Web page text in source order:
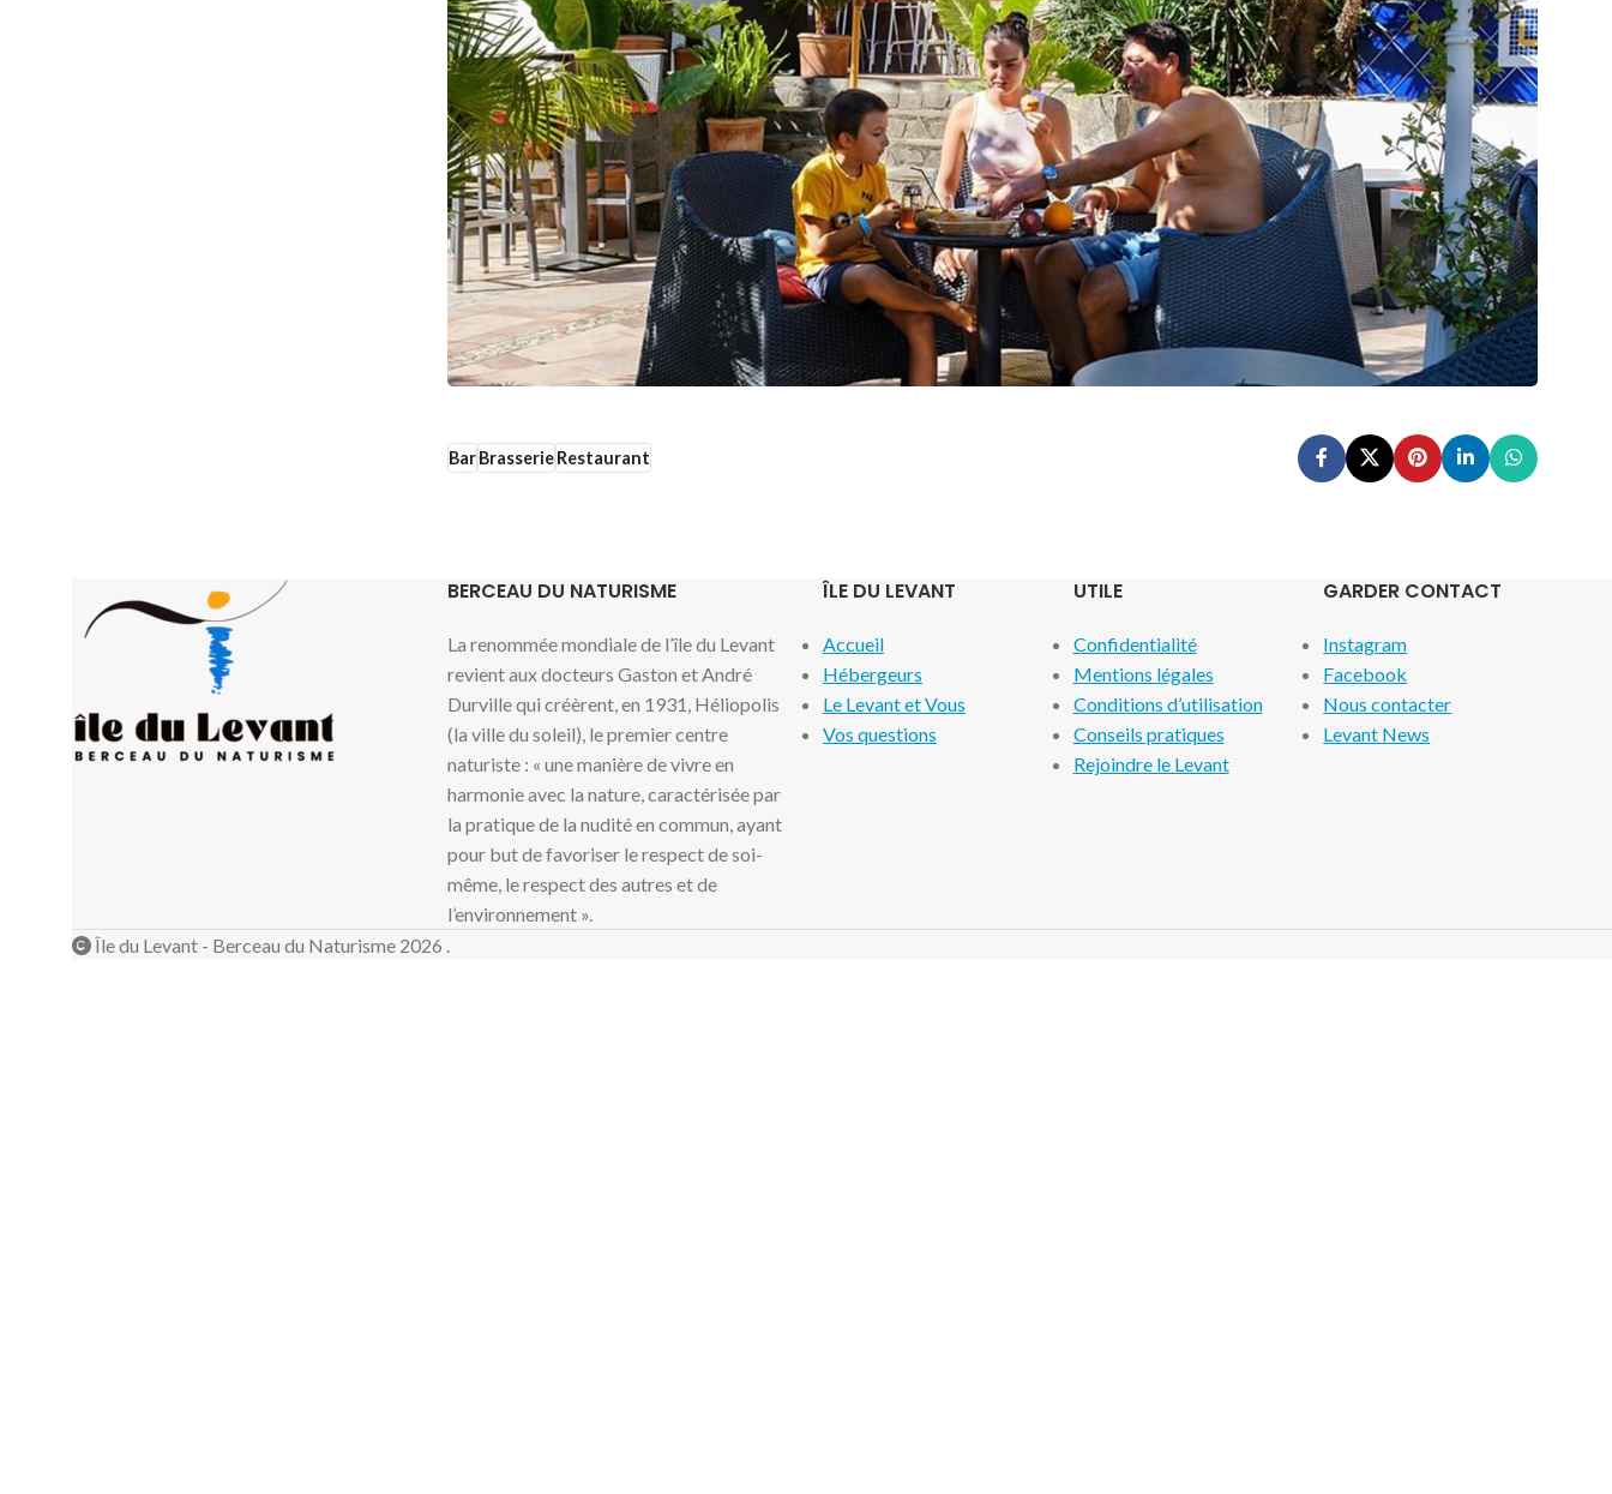
BarBrasserieRestaurant
BERCEAU DU NATURISME
La renommée mondiale de l’île du Levant
revient aux docteurs Gaston et André
Durville qui créèrent, en 1931, Héliopolis
(la ville du soleil), le premier centre
naturiste : « une manière de vivre en
harmonie avec la nature, caractérisée par
la pratique de la nudité en commun, ayant
pour but de favoriser le respect de soi-
même, le respect des autres et de
l’environnement ».
ÎLE DU LEVANT
Accueil
Hébergeurs
Le Levant et Vous
Vos questions
UTILE
Confidentialité
Mentions légales
Conditions d’utilisation
Conseils pratiques
Rejoindre le Levant
GARDER CONTACT
Instagram
Facebook
Nous contacter
Levant News
Île du Levant - Berceau du Naturisme 2026 .